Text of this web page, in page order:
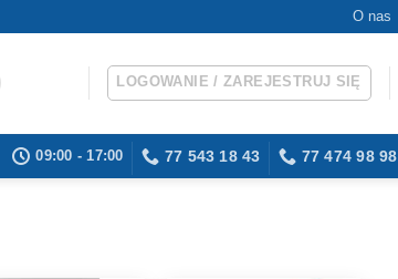
O nas
LOGOWANIE / ZAREJESTRUJ SIĘ
09:00 - 17:00 77 543 18 43 77 474 98 98